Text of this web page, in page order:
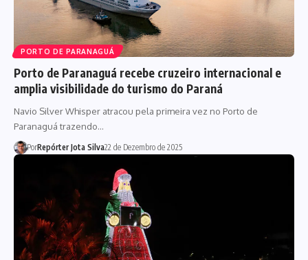
PORTO DE PARANAGUÁ
Porto de Paranaguá recebe cruzeiro internacional e
amplia visibilidade do turismo do Paraná
Navio Silver Whisper atracou pela primeira vez no Porto de
Paranaguá trazendo…
PorRepórter Jota Silva22 de Dezembro de 2025